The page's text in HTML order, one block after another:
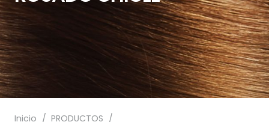
Inicio / PRODUCTOS /